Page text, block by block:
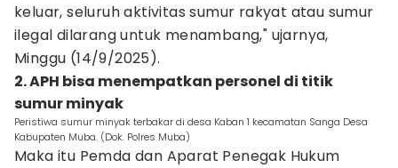
keluar, seluruh aktivitas sumur rakyat atau sumur
ilegal dilarang untuk menambang," ujarnya,
Minggu (14/9/2025).
2. APH bisa menempatkan personel di titik
sumur minyak
Peristiwa sumur minyak terbakar di desa Kaban 1 kecamatan Sanga Desa
Kabupaten Muba. (Dok. Polres Muba)
Maka itu Pemda dan Aparat Penegak Hukum